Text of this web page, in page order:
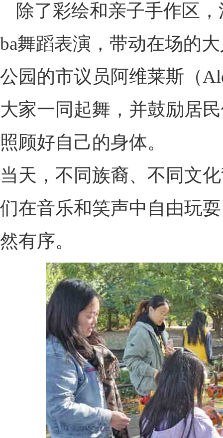
除了彩绘和亲子手作区
ba舞蹈表演，带动在场的
公园的市议员阿维莱斯（
大家一同起舞，并鼓励居
照顾好自己的身体。
当天，不同族裔、不同文
们在音乐和笑声中自由玩
然有序。